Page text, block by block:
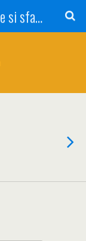
Restaurant si Mancare Retete si sfaturi Picant bun si rapid